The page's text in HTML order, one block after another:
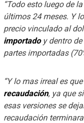
“Todo esto luego de
últimos 24 meses. Y
precio vinculado al
importado y dentro
partes importadas
“Y lo mas irreal es
recaudación, ya que
esas versiones se
recaudación